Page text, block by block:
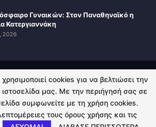
Γυναικών: Στον Παναθηναϊκό η
Κατεργιαννάκη
2026
ΑΠΟΡΡΗΤΟΥ ΕΠΙΚΟΙΝΩΝΙΑ
Kingsport.gr. All Rights Reserved.
cookies για να βελτιώσει την
ιστοσελίδα μας. Με την περιήγησή σας σε
συμφωνείτε με τη χρήση cookies.
τους όρους χρήσης και τις